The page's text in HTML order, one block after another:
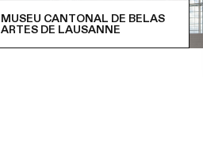
MUSEU CANTONAL DE BELAS
ARTES DE LAUSANNE